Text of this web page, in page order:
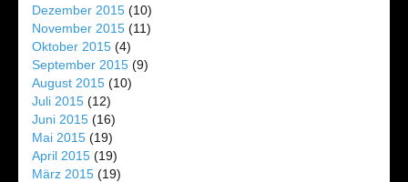
Dezember 2015 (10)
November 2015 (11)
Oktober 2015 (4)
September 2015 (9)
August 2015 (10)
Juli 2015 (12)
Juni 2015 (16)
Mai 2015 (19)
April 2015 (19)
März 2015 (19)